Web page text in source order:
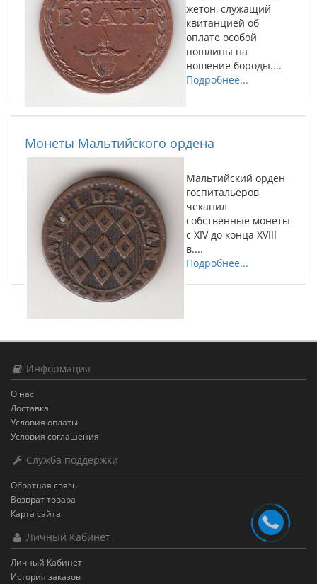
жетон, служащий
квитанцией об
оплате особой
пошлины на
ношение бороды....
Подробнее...
Монеты Мальтийского ордена
Мальтийский орден
госпитальеров
чеканил
собственные монеты
с XIV до конца XVIII
в....
Подробнее...
Информация
О нас
Доставка
Условия оплаты
Условия соглашения
Служба поддержки
Обратная связь
Возврат товара
Карта сайта
Личный Кабинет
Личный Кабинет
История заказов